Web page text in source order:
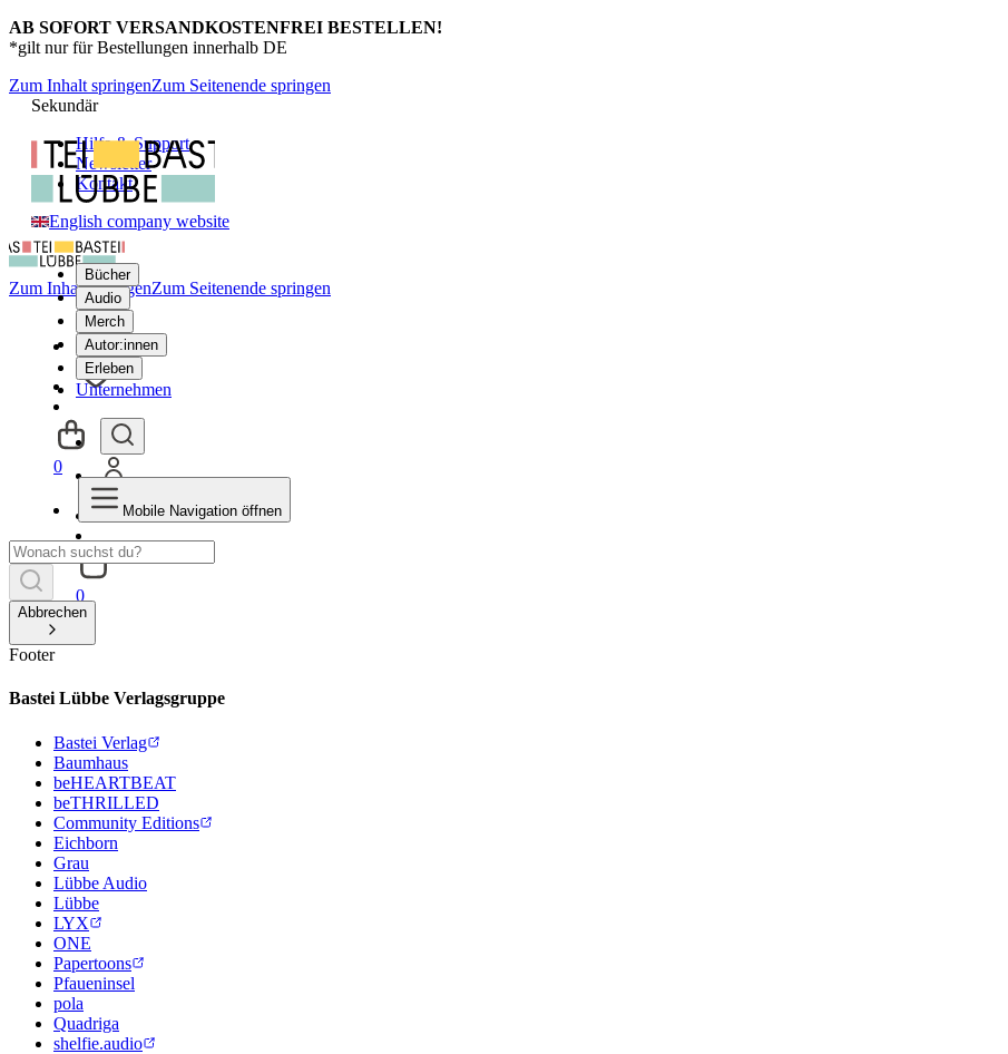
AB SOFORT VERSANDKOSTENFREI BESTELLEN!
*gilt nur für Bestellungen innerhalb DE
Zum Inhalt springenZum Seitenende springen
Sekundär
Hilfe & Support
Newsletter
Kontakt
English company website
Bücher
Audio
Merch
Autor:innen
Erleben
Unternehmen
0
Zum Inhalt springenZum Seitenende springen
0
Mobile Navigation öffnen
Abbrechen
Footer
Bastei Lübbe Verlagsgruppe
Bastei Verlag
Baumhaus
beHEARTBEAT
beTHRILLED
Community Editions
Eichborn
Grau
Lübbe Audio
Lübbe
LYX
ONE
Papertoons
Pfaueninsel
pola
Quadriga
shelfie.audio